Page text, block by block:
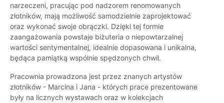
narzeczeni, pracując pod nadzorem renomowanych
złotników, mają możliwość samodzielnie zaprojektować
oraz wykonać swoje obrączki. Dzięki tej formie
zaangażowania powstaje biżuteria o niepowtarzalnej
wartości sentymentalnej, idealnie dopasowana i unikalna,
będąca pamiątką wspólnie spędzonych chwil.
Pracownia prowadzona jest przez znanych artystów
złotników - Marcina i Jana - których prace prezentowane
były na licznych wystawach oraz w kolekcjach